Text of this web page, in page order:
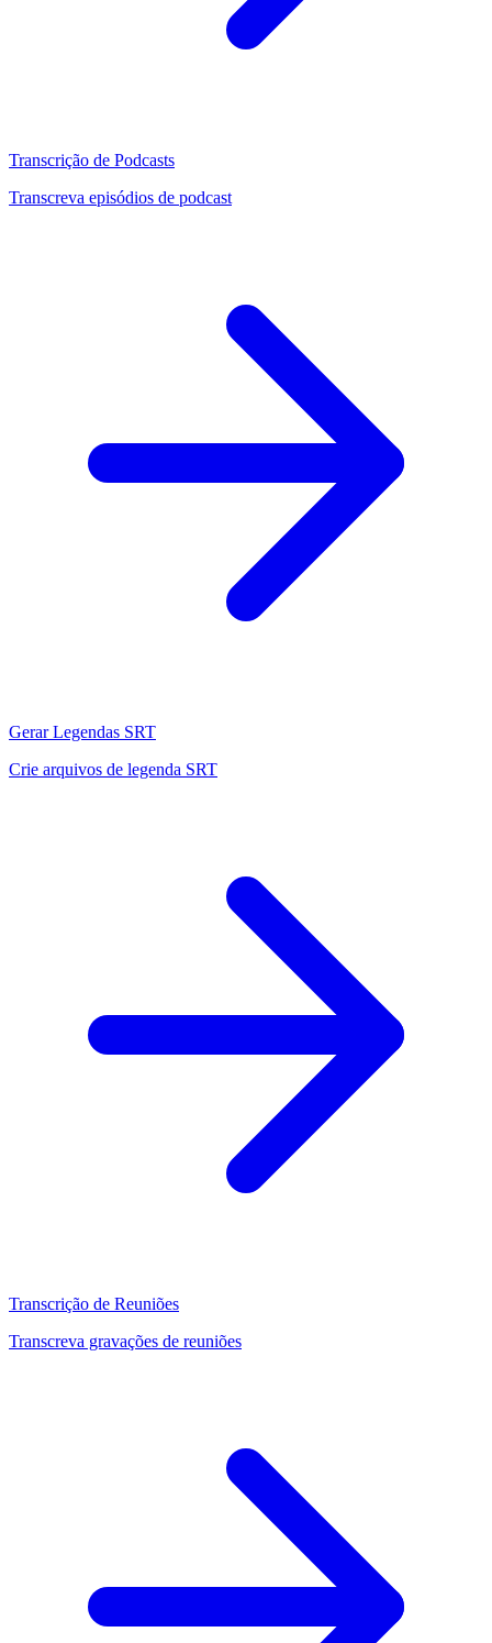
Transcrição de Podcasts
Transcreva episódios de podcast
Gerar Legendas SRT
Crie arquivos de legenda SRT
Transcrição de Reuniões
Transcreva gravações de reuniões